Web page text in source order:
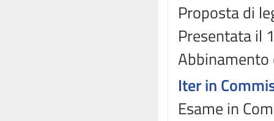
Proposta di
Presentata il
Abbinamento
Iter in
Esame in